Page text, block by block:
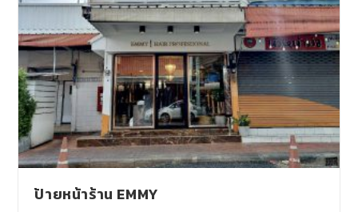
ป้ายหน้าร้าน EMMY